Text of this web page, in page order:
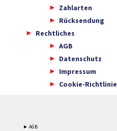
Zahlarten
Rücksendung
Rechtliches
AGB
Datenschutz
Impressum
Cookie-Richtlinie
► AGB